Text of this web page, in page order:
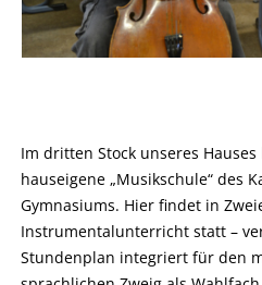
Im dritten Stock unseres
hauseigene „Musikschule“ des
Gymnasiums. Hier findet in
Instrumentalunterricht statt –
Stundenplan integriert für den